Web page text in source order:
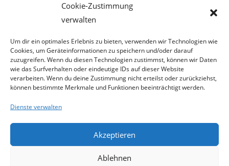
Cookie-Zustimmung
verwalten
Um dir ein optimales Erlebnis zu bieten, verwenden wir Technologien wie
Cookies, um Geräteinformationen zu speichern und/oder darauf
zuzugreifen. Wenn du diesen Technologien zustimmst, können wir Daten
wie das Surfverhalten oder eindeutige IDs auf dieser Website
verarbeiten. Wenn du deine Zustimmung nicht erteilst oder zurückziehst,
können bestimmte Merkmale und Funktionen beeinträchtigt werden.
Dienste verwalten
Akzeptieren
Ablehnen
Kommentar-Feed
WordPress.org